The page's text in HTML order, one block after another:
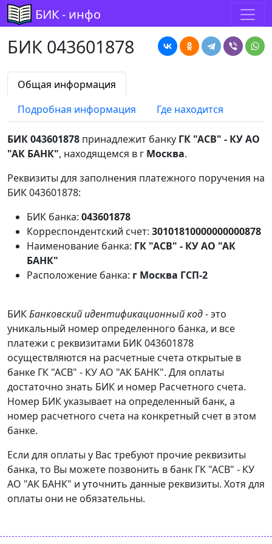
БИК - инфо
БИК 043601878
Общая информация
Подробная информация
Где находится
БИК 043601878 принадлежит банку ГК "АСВ" - КУ АО
"АК БАНК", находящемся в г Москва.
Реквизиты для заполнения платежного поручения на
БИК 043601878:
БИК банка: 043601878
Корреспондентский счет: 30101810000000000878
Наименование банка: ГК "АСВ" - КУ АО "АК
БАНК"
Расположение банка: г Москва ГСП-2
БИКБанковский идентификационный код- это
уникальный номер определенного банка, и все
платежи с реквизитами БИК 043601878
осуществляются на расчетные счета открытые в
банке ГК "АСВ" - КУ АО "АК БАНК". Для оплаты
достаточно знать БИК и номер Расчетного счета.
Номер БИК указывает на определенный банк, а
номер расчетного счета на конкретный счет в этом
банке.
Если для оплаты у Вас требуют прочие реквизиты
банка, то Вы можете позвонить в банк ГК "АСВ" - КУ
АО "АК БАНК" и уточнить данные реквизиты. Хотя для
оплаты они не обязательны.